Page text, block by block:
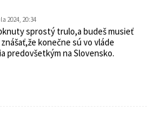
2024, 20:34
sprostý trulo,a budeš musieť
konečne sú vo vláde
predovšetkým na Slovensko.